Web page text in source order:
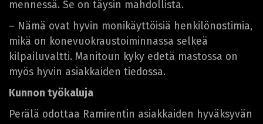
mennessä. Se on täysin mahdollista.
– Nämä ovat hyvin monikäyttöisiä henkilönostimia,
mikä on konevuokraustoiminnassa selkeä
kilpailuvaltti. Manitoun kyky edetä mastossa on
myös hyvin asiakkaiden tiedossa.
Kunnon työkaluja
Perälä odottaa Ramirentin asiakkaiden hyväksyvän